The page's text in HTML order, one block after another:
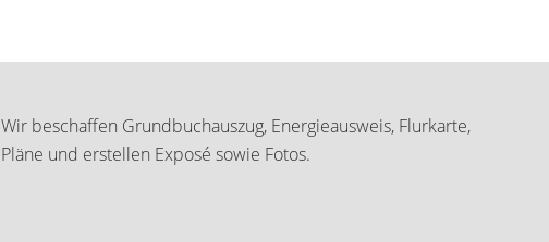
Wir beschaffen Grundbuchauszug, Energieausweis, Flurkarte,
Pläne und erstellen Exposé sowie Fotos.